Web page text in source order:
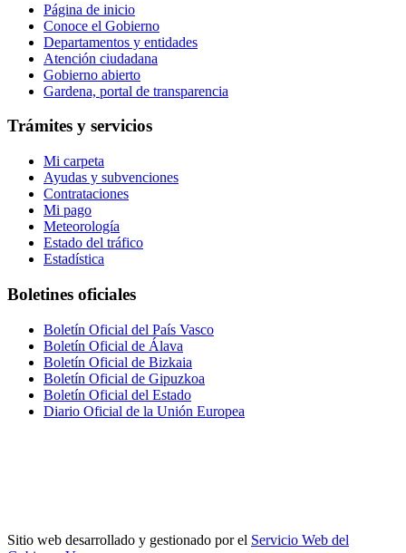
Página de inicio
Conoce el Gobierno
Departamentos y entidades
Atención ciudadana
Gobierno abierto
Gardena, portal de transparencia
Trámites y servicios
Mi carpeta
Ayudas y subvenciones
Contrataciones
Mi pago
Meteorología
Estado del tráfico
Estadística
Boletines oficiales
Boletín Oficial del País Vasco
Boletín Oficial de Álava
Boletín Oficial de Bizkaia
Boletín Oficial de Gipuzkoa
Boletín Oficial del Estado
Diario Oficial de la Unión Europea
Sitio web desarrollado y gestionado por el Servicio Web del